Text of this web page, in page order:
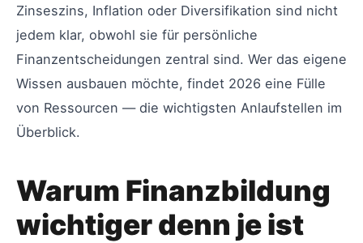
Zinseszins, Inflation oder Diversifikation sind nicht
jedem klar, obwohl sie für persönliche
Finanzentscheidungen zentral sind. Wer das eigene
Wissen ausbauen möchte, findet 2026 eine Fülle
von Ressourcen — die wichtigsten Anlaufstellen im
Überblick.
Warum Finanzbildung
wichtiger denn je ist